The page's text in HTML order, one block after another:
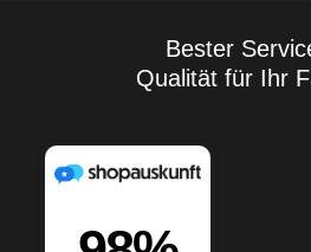
Bester
Qualität für Ihr